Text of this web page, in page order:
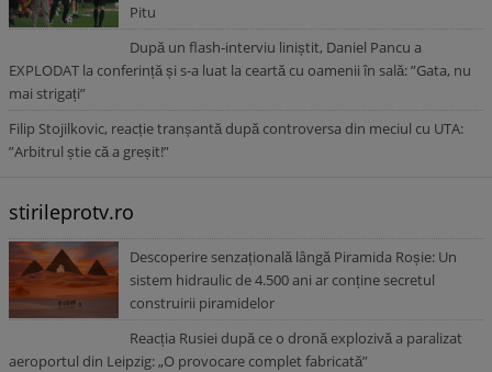
Pitu
După un flash-interviu liniștit, Daniel Pancu a
EXPLODAT la conferință și s-a luat la ceartă cu oamenii în sală: ”Gata, nu
mai strigați”
Filip Stojilkovic, reacție tranșantă după controversa din meciul cu UTA:
”Arbitrul știe că a greșit!”
stirileprotv.ro
Descoperire senzațională lângă Piramida Roșie: Un
sistem hidraulic de 4.500 ani ar conține secretul
construirii piramidelor
Reacția Rusiei după ce o dronă explozivă a paralizat
aeroportul din Leipzig: „O provocare complet fabricată”